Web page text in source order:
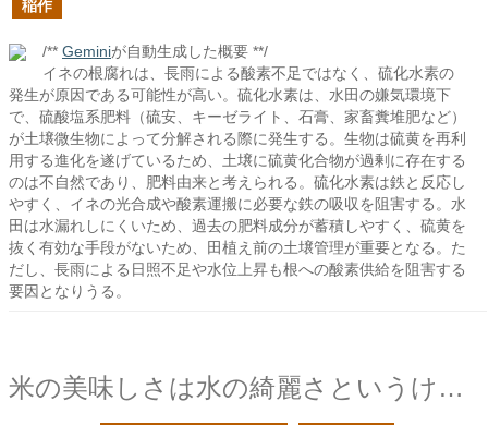
稲作
/** Geminiが自動生成した概要 **/
イネの根腐れは、長雨による酸素不足ではなく、硫化水素の
発生が原因である可能性が高い。硫化水素は、水田の嫌気環境下
で、硫酸塩系肥料（硫安、キーゼライト、石膏、家畜糞堆肥など）
が土壌微生物によって分解される際に発生する。生物は硫黄を再利
用する進化を遂げているため、土壌に硫黄化合物が過剰に存在する
のは不自然であり、肥料由来と考えられる。硫化水素は鉄と反応し
やすく、イネの光合成や酸素運搬に必要な鉄の吸収を阻害する。水
田は水漏れしにくいため、過去の肥料成分が蓄積しやすく、硫黄を
抜く有効な手段がないため、田植え前の土壌管理が重要となる。た
だし、長雨による日照不足や水位上昇も根への酸素供給を阻害する
要因となりうる。
米の美味しさは水の綺麗さというけれど